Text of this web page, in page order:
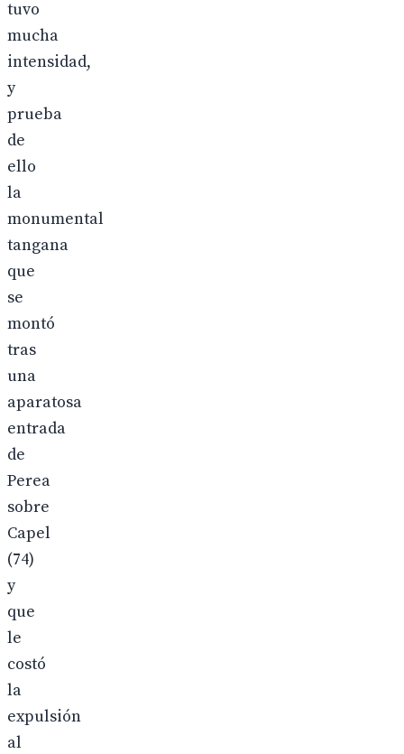
tuvo
mucha
intensidad,
y
prueba
de
ello
la
monumental
tangana
que
se
montó
tras
una
aparatosa
entrada
de
Perea
sobre
Capel
(74)
y
que
le
costó
la
expulsión
al